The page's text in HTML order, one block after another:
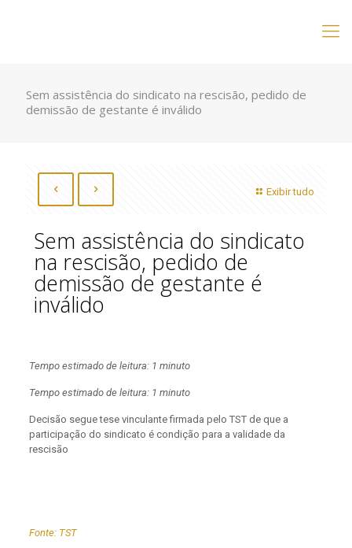
Sem assistência do sindicato na rescisão, pedido de
demissão de gestante é inválido
Exibir tudo
Sem assistência do sindicato
na rescisão, pedido de
demissão de gestante é
inválido
Tempo estimado de leitura: 1 minuto
Tempo estimado de leitura: 1 minuto
Decisão segue tese vinculante firmada pelo TST de que a
participação do sindicato é condição para a validade da
rescisão
Fonte: TST